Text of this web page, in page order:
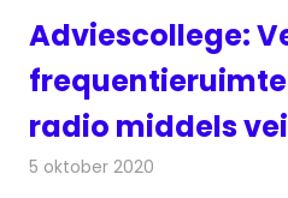
Adviescollege:
radio middels
5 oktober 2020